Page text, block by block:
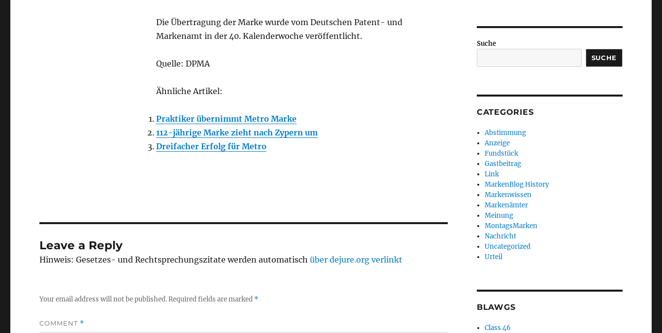
Die Übertragung der Marke wurde vom Deutschen Patent- und
Markenamt in der 40. Kalenderwoche veröffentlicht.
Quelle: DPMA
Ähnliche Artikel:
Praktiker übernimmt Metro Marke
112-jährige Marke zieht nach Zypern um
Dreifacher Erfolg für Metro
Leave a Reply
Hinweis: Gesetzes- und Rechtsprechungszitate werden automatischüber dejure.org verlinkt
Your email address will not be published.Required fields are marked *
COMMENT *
Suche
SUCHE
CATEGORIES
Abstimmung
Anzeige
Fundstück
Gastbeitrag
Link
MarkenBlog History
Markenwissen
Markenämter
Meinung
MontagsMarken
Nachricht
Uncategorized
Urteil
BLAWGS
Class 46